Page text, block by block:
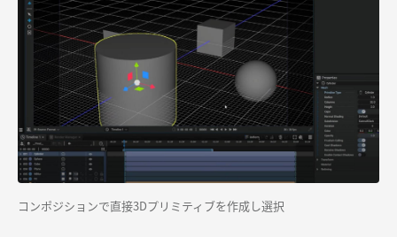
コンポジションで直接3Dプリミティブを作成し選択